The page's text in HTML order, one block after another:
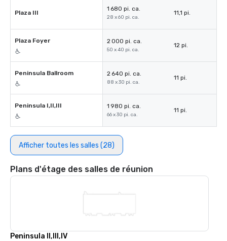
Plaza III
1 680 pi. ca.
28 x 60 pi. ca.
11,1 pi.
Plaza Foyer 2 000 pi. ca.
50 x 40 pi. ca.
12 pi.
Peninsula Ballroom 2 640 pi. ca.
88 x 30 pi. ca.
11 pi.
Peninsula I,II,III 1 980 pi. ca.
66 x 30 pi. ca.
11 pi.
Afficher toutes les salles (28)
Plans d'étage des salles de réunion
Peninsula II,III,IV